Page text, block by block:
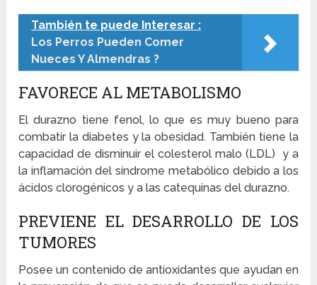
También te puede Interesar :
Los Perros Pueden Comer
Nueces Y Almendras ?
FAVORECE AL METABOLISMO
El durazno tiene fenol, lo que es muy bueno para
combatir la diabetes y la obesidad. También tiene la
capacidad de disminuir el colesterol malo (LDL) y a
la inflamación del síndrome metabólico debido a los
ácidos clorogénicos y a las catequinas del durazno.
PREVIENE EL DESARROLLO DE LOS
TUMORES
Posee un contenido de antioxidantes que ayudan en